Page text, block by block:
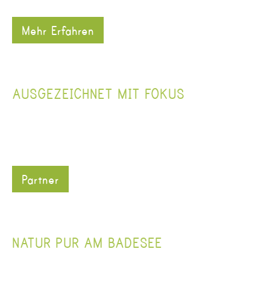
Mehr Erfahren
AUSGEZEICHNET MIT FOKUS
Partner
NATUR PUR AM BADESEE